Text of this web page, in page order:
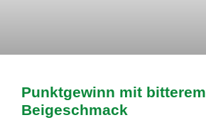
Punktgewinn mit bitterem
Beigeschmack